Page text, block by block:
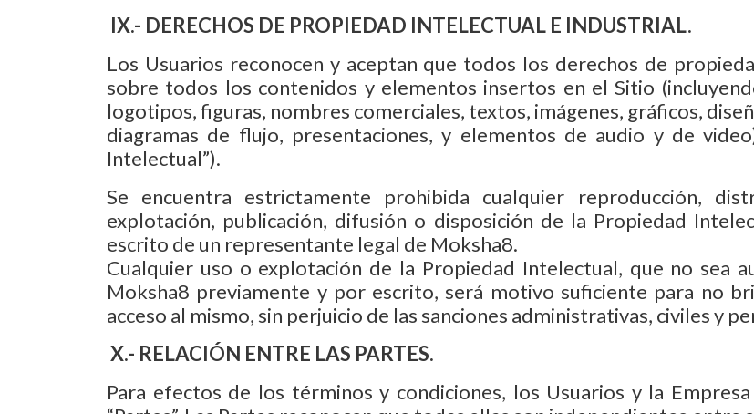
IX.- DERECHOS DE PROPIEDAD INTELECTUAL E INDUSTRIAL.
Los Usuarios reconocen y aceptan que todos los derechos de
sobre todos los contenidos y elementos insertos en el Sitio
logotipos, figuras, nombres comerciales, textos, imágenes, gráficos,
diagramas de flujo, presentaciones, y elementos de audio y de
Intelectual”).
Se encuentra estrictamente prohibida cualquier reproducción,
explotación, publicación, difusión o disposición de la Propiedad
escrito de un representante legal de Moksha8.
Cualquier uso o explotación de la Propiedad Intelectual, que no sea
Moksha8 previamente y por escrito, será motivo suficiente para no
acceso al mismo, sin perjuicio de las sanciones administrativas, civiles y
X.- RELACIÓN ENTRE LAS PARTES.
Para efectos de los términos y condiciones, los Usuarios y la